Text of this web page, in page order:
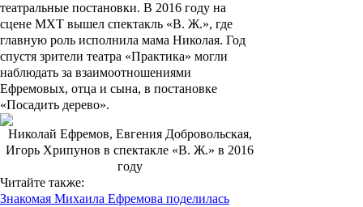
театральные постановки. В 2016 году на
сцене МХТ вышел спектакль «В. Ж.», где
главную роль исполнила мама Николая. Год
спустя зрители театра «Практика» могли
наблюдать за взаимоотношениями
Ефремовых, отца и сына, в постановке
«Посадить дерево».
Николай Ефремов, Евгения Добровольская,
Игорь Хрипунов в спектакле «В. Ж.» в 2016
году
Читайте также:
Знакомая Михаила Ефремова поделилась